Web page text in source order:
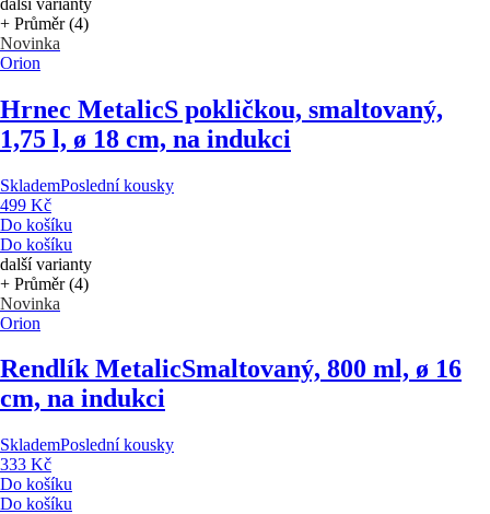
+ Průměr (4)
Novinka
Orion
Hrnec MetalicS pokličkou, smaltovaný,
1,75 l, ø 18 cm, na indukci
SklademPoslední kousky
499 Kč
Do košíku
Do košíku
další varianty
+ Průměr (4)
Novinka
Orion
Rendlík MetalicSmaltovaný, 800 ml, ø 16
cm, na indukci
SklademPoslední kousky
333 Kč
Do košíku
Do košíku